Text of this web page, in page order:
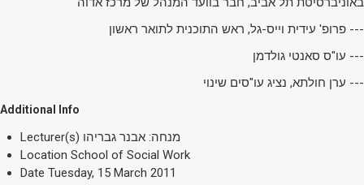
--- פרופ' עידית וייס-גל, ראש התוכנית לתואר ראשון
--- עו"ס סאנטי גולדמן
--- ערן חולתא, נציג עו"סים שינוי
Additional Info
Lecturer(s) מנחה: אבנר גבריהו
Location School of Social Work
Date Tuesday, 15 March 2011